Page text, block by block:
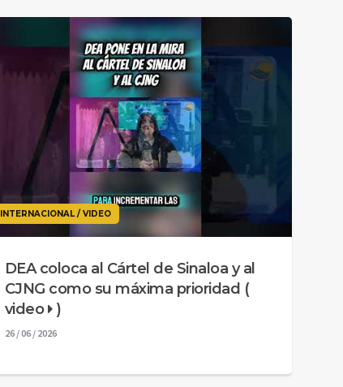
INTERNACIONAL / VIDEO
DEA coloca al Cártel de Sinaloa y al
CJNG como su máxima prioridad (
video )
26 / 06 / 2026